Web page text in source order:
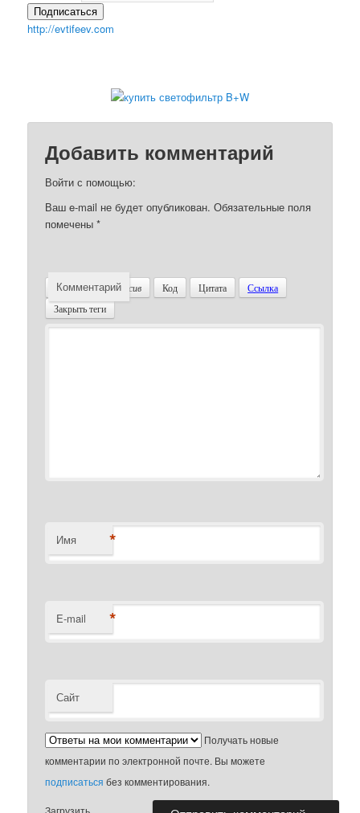
Подписаться
http://evtifeev.com
Добавить комментарий
Войти с помощью:
Ваш e-mail не будет опубликован. Обязательные поля
помечены*
Комментарий
Жирный Курсив Код Цитата
Ссылка
Закрыть теги
Имя *
E-mail *
Сайт
Получать новые
комментарии по электронной почте. Вы можете
подписаться без комментирования.
Загрузить